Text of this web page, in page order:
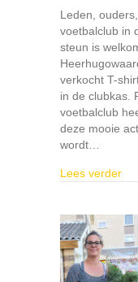
Leden,
voetbalclub in
steun is
verkocht T-
in de clubkas.
voetbalclub
deze mooie
wordt…
Lees verder